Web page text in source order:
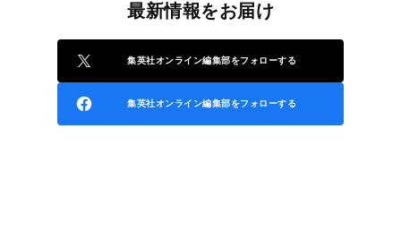
最新情報をお届け
集英社オンライン編集部をフォローする
集英社オンライン編集部をフォローする